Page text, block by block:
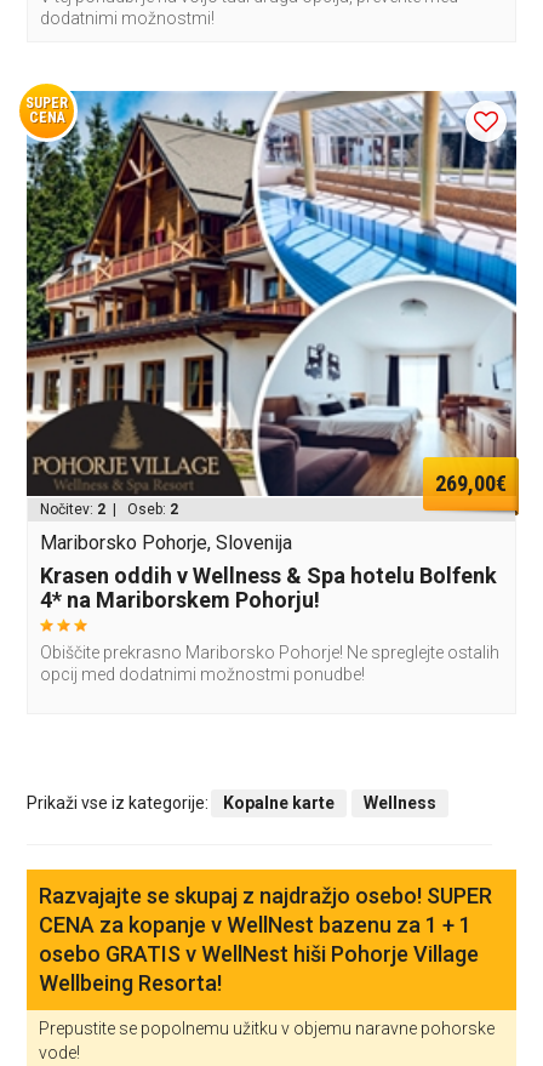
dodatnimi možnostmi!
SUPER
CENA
269,00€
Nočitev: 2 | Oseb: 2
Mariborsko Pohorje, Slovenija
Krasen oddih v Wellness & Spa hotelu Bolfenk
4* na Mariborskem Pohorju!
Obiščite prekrasno Mariborsko Pohorje! Ne spreglejte ostalih
opcij med dodatnimi možnostmi ponudbe!
Prikaži vse iz kategorije: Kopalne karte Wellness
Razvajajte se skupaj z najdražjo osebo! SUPER
CENA za kopanje v WellNest bazenu za 1 + 1
osebo GRATIS v WellNest hiši Pohorje Village
Wellbeing Resorta!
Prepustite se popolnemu užitku v objemu naravne pohorske
vode!